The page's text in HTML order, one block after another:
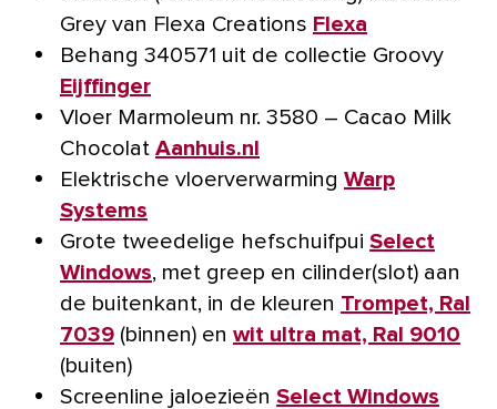
Grey van Flexa Creations Flexa
Behang 340571 uit de collectie Groovy
Eijffinger
Vloer Marmoleum nr. 3580 – Cacao Milk
Chocolat Aanhuis.nl
Elektrische vloerverwarming Warp
Systems
Grote tweedelige hefschuifpui Select
Windows, met greep en cilinder(slot) aan
de buitenkant, in de kleuren Trompet, Ral
7039 (binnen) en wit ultra mat, Ral 9010
(buiten)
Screenline jaloezieën Select Windows